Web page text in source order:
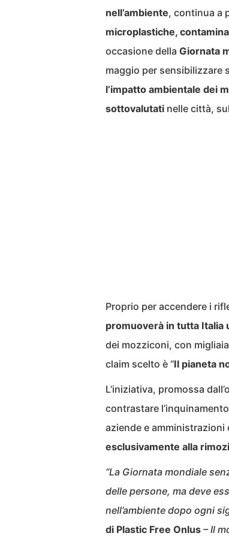
nell’ambiente, continua a
microplastiche,
occasione della Giornata
maggio per sensibilizzare
l’impatto ambientale dei
sottovalutati nelle città,
Proprio per accendere i
promuoverà in tutta Italia
dei mozziconi, con
claim scelto è “Il pianeta
L’iniziativa, promossa
contrastare
aziende e amministrazioni
esclusivamente alla
“La Giornata mondiale
delle persone, ma deve
nell’ambiente dopo ogni
di Plastic Free Onlus – Il